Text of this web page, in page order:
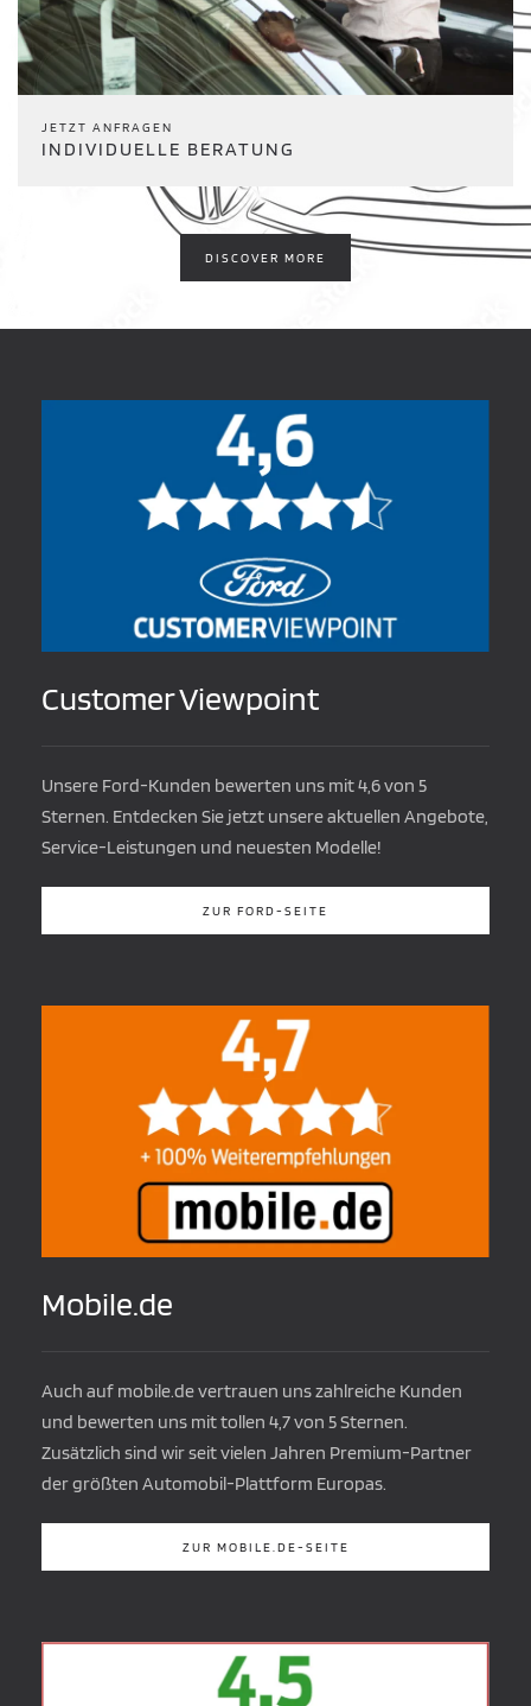
JETZT ANFRAGEN
INDIVIDUELLE BERATUNG
DISCOVER MORE
Customer Viewpoint
Unsere Ford-Kunden bewerten uns mit 4,6 von 5
Sternen. Entdecken Sie jetzt unsere aktuellen Angebote,
Service-Leistungen und neuesten Modelle!
ZUR FORD-SEITE
Mobile.de
Auch auf mobile.de vertrauen uns zahlreiche Kunden
und bewerten uns mit tollen 4,7 von 5 Sternen.
Zusätzlich sind wir seit vielen Jahren Premium-Partner
der größten Automobil-Plattform Europas.
ZUR MOBILE.DE-SEITE